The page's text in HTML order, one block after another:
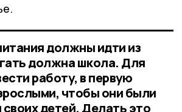
должны идти из
должна школа. Для
работу, в первую
чтобы они были
детей. Делать это